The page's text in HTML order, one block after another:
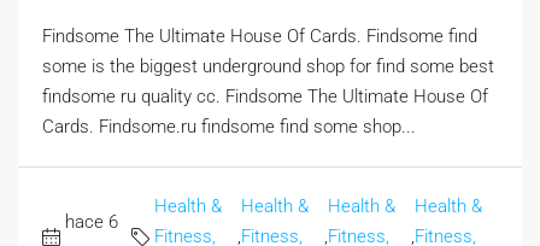
Findsome The Ultimate House Of Cards. Findsome find
some is the biggest underground shop for find some best
findsome ru quality cc. Findsome The Ultimate House Of
Cards. Findsome.ru findsome find some shop...
hace 6
Health &
Fitness,
,
Health &
Fitness,
,
Health &
Fitness,
,
Health &
Fitness,